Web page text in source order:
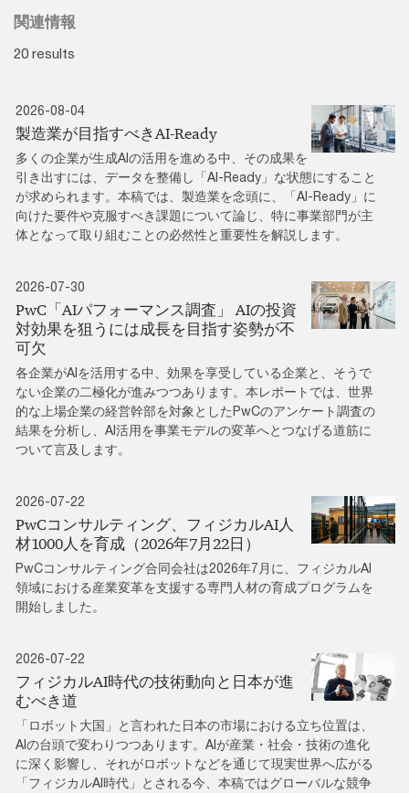
関連情報
20 results
2026-08-04
製造業が目指すべきAI-Ready
多くの企業が生成AIの活用を進める中、その成果を
引き出すには、データを整備し「AI-Ready」な状態にすること
が求められます。本稿では、製造業を念頭に、「AI-Ready」に
向けた要件や克服すべき課題について論じ、特に事業部門が主
体となって取り組むことの必然性と重要性を解説します。
2026-07-30
PwC「AIパフォーマンス調査」 AIの投資
対効果を狙うには成長を目指す姿勢が不
可欠
各企業がAIを活用する中、効果を享受している企業と、そうで
ない企業の二極化が進みつつあります。本レポートでは、世界
的な上場企業の経営幹部を対象としたPwCのアンケート調査の
結果を分析し、AI活用を事業モデルの変革へとつなげる道筋に
ついて言及します。
2026-07-22
PwCコンサルティング、フィジカルAI人
材1000人を育成（2026年7月22日）
PwCコンサルティング合同会社は2026年7月に、フィジカルAI
領域における産業変革を支援する専門人材の育成プログラムを
開始しました。
2026-07-22
フィジカルAI時代の技術動向と日本が進
むべき道
「ロボット大国」と言われた日本の市場における立ち位置は、
AIの台頭で変わりつつあります。AIが産業・社会・技術の進化
に深く影響し、それがロボットなどを通じて現実世界へ広がる
「フィジカルAI時代」とされる今、本稿ではグローバルな競争